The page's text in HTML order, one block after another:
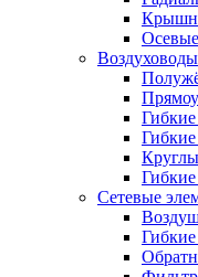
Воздуховоды
Сетевые
Гибкие